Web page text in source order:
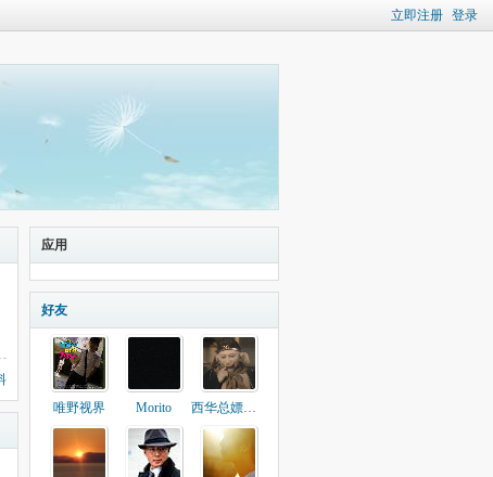
立即注册 登录
应用
好友
唯野视界 Morito 西华总嫖把子